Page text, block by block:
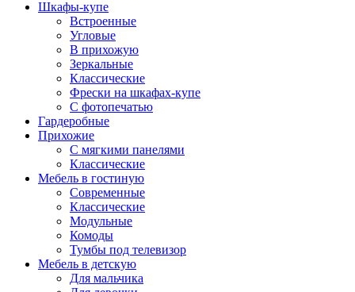
Шкафы-купе
Встроенные
Угловые
В прихожую
Зеркальные
Классические
Фрески на шкафах-купе
С фотопечатью
Гардеробные
Прихожие
С мягкими панелями
Классические
Мебель в гостиную
Современные
Классические
Модульные
Комоды
Тумбы под телевизор
Мебель в детскую
Для мальчика